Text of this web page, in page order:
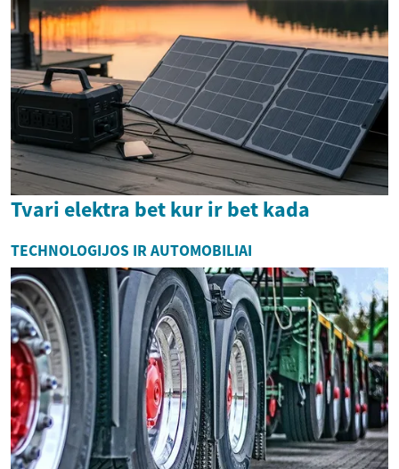
Tvari elektra bet kur ir bet kada
TECHNOLOGIJOS IR AUTOMOBILIAI